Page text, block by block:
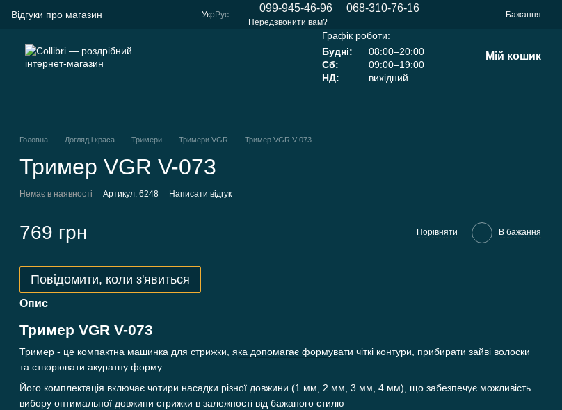
Відгуки про магазин
УкрРус
099-945-46-96 068-310-76-16
Передзвонити вам?
Бажання
Графік роботи:
Будні:
08:00–20:00
Сб:
09:00–19:00
НД:
вихідний
Мій кошик
Головна Догляд і краса Тримери Тримери VGR Тример VGR V-073
Тример VGR V-073
Немає в наявності Артикул: 6248 Написати відгук
769 грн Порівняти В бажання
Повідомити, коли з'явиться
Опис
Тример VGR V-073
Тример - це компактна машинка для стрижки, яка допомагає формувати чіткі контури, прибирати зайві волоски
та створювати акуратну форму
Його комплектація включає чотири насадки різної довжини (1 мм, 2 мм, 3 мм, 4 мм), що забезпечує можливість
вибору оптимальної довжини стрижки в залежності від бажаного стилю